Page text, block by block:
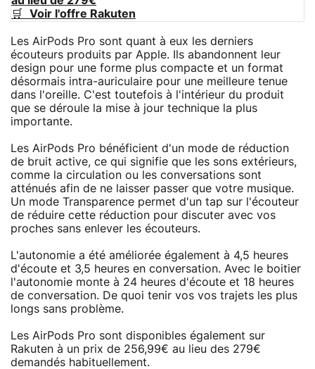
🛒 Voir l'offre Rakuten
Les AirPods Pro sont quant à eux les derniers
écouteurs produits par Apple. Ils abandonnent leur
design pour une forme plus compacte et un format
désormais intra-auriculaire pour une meilleure tenue
dans l'oreille. C'est toutefois à l'intérieur du produit
que se déroule la mise à jour technique la plus
importante.
Les AirPods Pro bénéficient d'un mode de réduction
de bruit active, ce qui signifie que les sons extérieurs,
comme la circulation ou les conversations sont
atténués afin de ne laisser passer que votre musique.
Un mode Transparence permet d'un tap sur l'écouteur
de réduire cette réduction pour discuter avec vos
proches sans enlever les écouteurs.
L'autonomie a été améliorée également à 4,5 heures
d'écoute et 3,5 heures en conversation. Avec le boitier
l'autonomie monte à 24 heures d'écoute et 18 heures
de conversation. De quoi tenir vos vos trajets les plus
longs sans problème.
Les AirPods Pro sont disponibles également sur
Rakuten à un prix de 256,99€ au lieu des 279€
demandés habituellement.